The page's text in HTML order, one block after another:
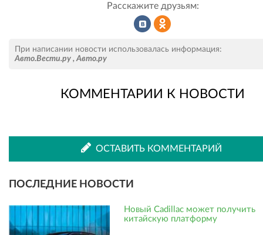
Расскажите друзьям:
во
ВКонтакте
Одноклассниках
При написании новости использовалась информация:
Авто.Вести.ру ,Авто.ру
КОММЕНТАРИИ К НОВОСТИ
ОСТАВИТЬ КОММЕНТАРИЙ
ПОСЛЕДНИЕ НОВОСТИ
Новый Cadillac может получить
китайскую платформу